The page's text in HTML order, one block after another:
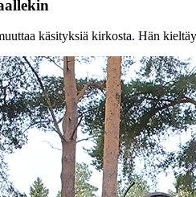
käsityksiä kirkosta. Hän